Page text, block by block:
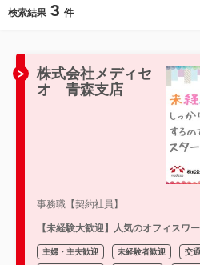
検索結果 3 件
株式会社メディセ
オ 青森支店
事務職【契約社員】
【未経験大歓迎】人気のオフィス
主婦・主夫歓迎 未経験者歓迎 交